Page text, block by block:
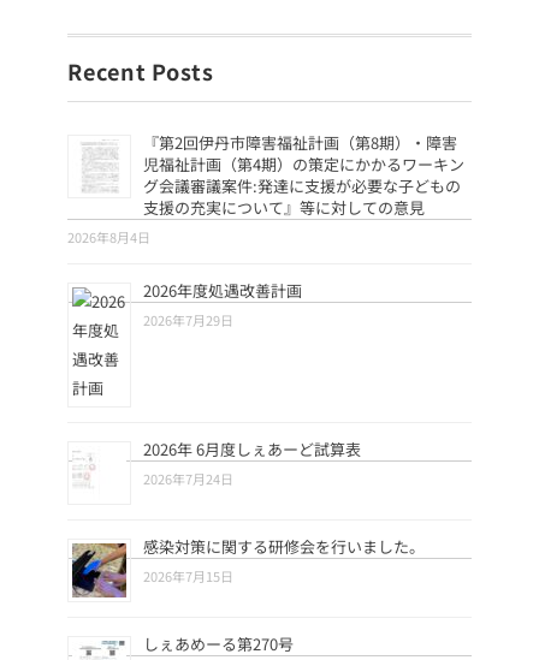
Recent Posts
『第2回伊丹市障害福祉計画（第8期）・障害
児福祉計画（第4期）の策定にかかるワーキン
グ会議審議案件:発達に支援が必要な子どもの
支援の充実について』等に対しての意見
2026年8月4日
2026年度処遇改善計画
2026年7月29日
2026年 6月度しぇあーど試算表
2026年7月24日
感染対策に関する研修会を行いました。
2026年7月15日
しぇあめーる第270号